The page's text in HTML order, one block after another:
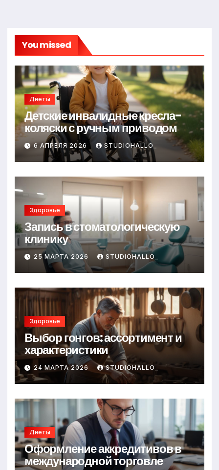
You missed
Диеты
Детские инвалидные кресла-
коляски с ручным приводом
6 АПРЕЛЯ 2026 STUDIOHALLO_
Здоровье
Запись в стоматологическую
клинику
25 МАРТА 2026 STUDIOHALLO_
Здоровье
Выбор гонгов: ассортимент и
характеристики
24 МАРТА 2026 STUDIOHALLO_
Диеты
Оформление аккредитивов в
международной торговле